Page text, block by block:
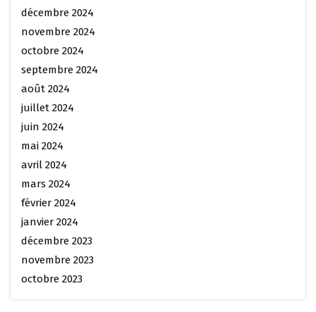
décembre 2024
novembre 2024
octobre 2024
septembre 2024
août 2024
juillet 2024
juin 2024
mai 2024
avril 2024
mars 2024
février 2024
janvier 2024
décembre 2023
novembre 2023
octobre 2023